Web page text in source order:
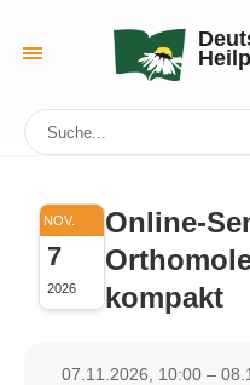
NOV.
7
2026
Online-
kompakt
07.11.2026, 10:00 –